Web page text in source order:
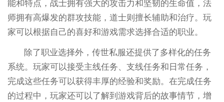
能和特点，战士拥有强大的攻击力和坚韧的生命值，法
师拥有高爆发的群攻技能，道士则擅长辅助和治疗。玩
家可以根据自己的喜好和游戏需求选择合适的职业。
除了职业选择外，传世私服还提供了多样化的任务
系统。玩家可以接受主线任务、支线任务和日常任务，
完成这些任务可以获得丰厚的经验和奖励。在完成任务
的过程中，玩家还可以了解到游戏背后的故事情节，增